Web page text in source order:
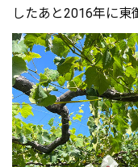
したあと2016年に東